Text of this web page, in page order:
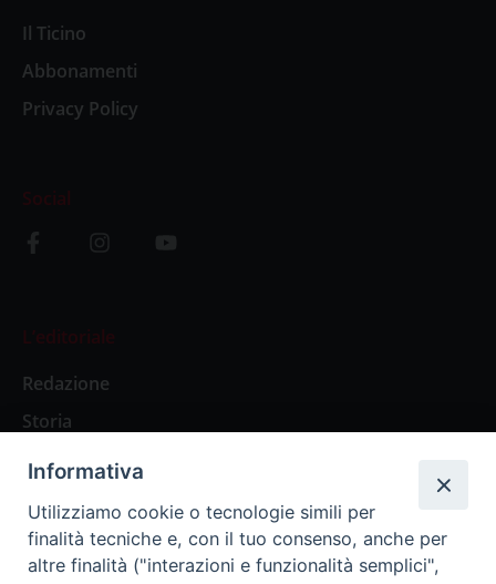
Il Ticino
Abbonamenti
Privacy Policy
Social
L’editoriale
Redazione
Storia
Abbonamenti
Abbonamento Annuale Digitale
Informativa
Utilizziamo cookie o tecnologie simili per
finalità tecniche e, con il tuo consenso, anche per
altre finalità ("interazioni e funzionalità semplici",